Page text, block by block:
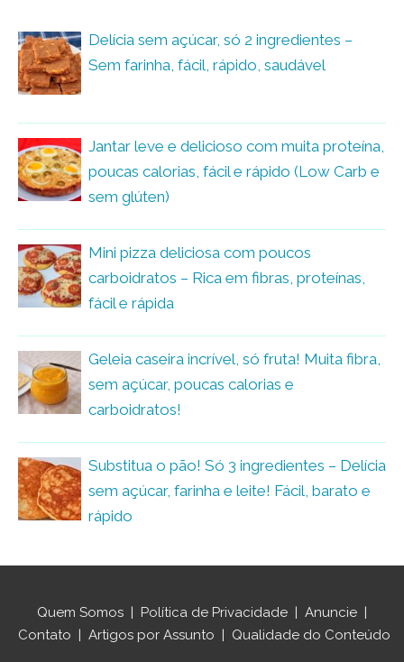
Delícia sem açúcar, só 2 ingredientes –
Sem farinha, fácil, rápido, saudável
Jantar leve e delicioso com muita proteína,
poucas calorias, fácil e rápido (Low Carb e
sem glúten)
Mini pizza deliciosa com poucos
carboidratos – Rica em fibras, proteínas,
fácil e rápida
Geleia caseira incrível, só fruta! Muita fibra,
sem açúcar, poucas calorias e
carboidratos!
Substitua o pão! Só 3 ingredientes – Delícia
sem açúcar, farinha e leite! Fácil, barato e
rápido
Quem Somos | Política de Privacidade | Anuncie |
Contato | Artigos por Assunto | Qualidade do Conteúdo